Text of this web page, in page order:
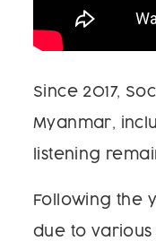
Since 2017,
Myanmar,
listening
Following the
due to various